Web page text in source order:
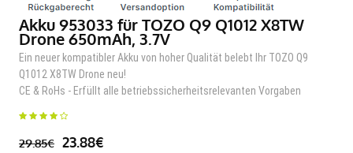
Akku 953033 für TOZO Q9 Q1012 X8TW
Drone 650mAh, 3.7V
Ein neuer kompatibler Akku von hoher Qualität belebt Ihr TOZO Q9
Q1012 X8TW Drone neu!
CE & RoHs - Erfüllt alle betriebssicherheitsrelevanten Vorgaben
29.85€ 23.88€